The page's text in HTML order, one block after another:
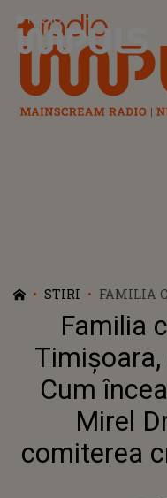
Radio Impuls
STIRI
FAMILIA
DECIZIE
SCAPE
Familia
Cum
Mirel
comiterea